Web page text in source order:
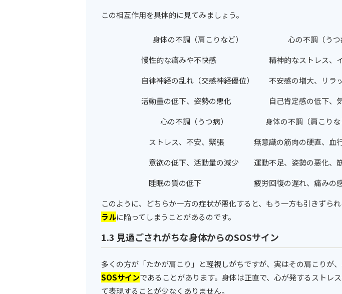
この相互作用を具体的に見てみましょう。
身体の不調（肩こりなど）
心の不調（う
慢性的な痛みや不快感
精神的なストレス、
自律神経の乱れ（交感神経優位）
不安感の増大、リラ
活動量の低下、姿勢の悪化
自己肯定感の低下、
心の不調（うつ病）
身体の不調（肩こり
ストレス、不安、緊張
無意識の筋肉の硬直、血
意欲の低下、活動量の減少
運動不足、姿勢の悪化、
睡眠の質の低下
疲労回復の遅れ、痛みの
このように、どちらか一方の症状が悪化すると、もう一方も引きずられ
ラルに陥ってしまうことがあるのです。
1.3 見過ごされがちな身体からのSOSサイン
多くの方が「たかが肩こり」と軽視しがちですが、実はその肩こりが
SOSサインであることがあります。身体は正直で、心が発するストレ
て表現することが少なくありません。